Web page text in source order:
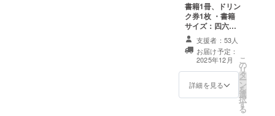
書籍1冊、ドリン
ク券1枚 ・書籍
サイズ：四六判
（タテ18.8cm×
ヨコ12.8cm）・
100頁を予定 ・
ドリンク券 ご利
用方法：「喜ぐ
ち」ご来店時に
ドリンク1杯（お
支援者：53人
お届け予定：
2025年12月
詳細を見る
こ
の
リ
タ
ー
ン
を
選
択
す
る